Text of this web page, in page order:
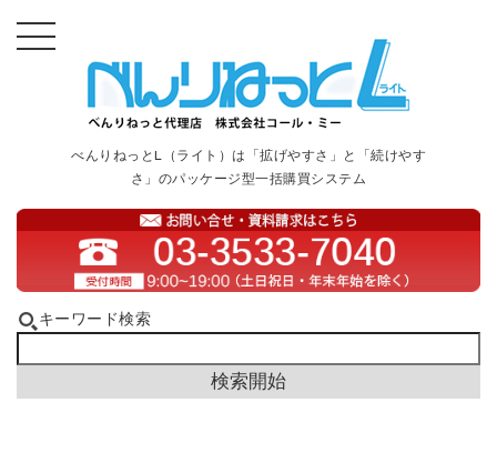
べんりねっとL（ライト）は「拡げやすさ」と「続けやす
さ」のパッケージ型一括購買システム
キーワード検索